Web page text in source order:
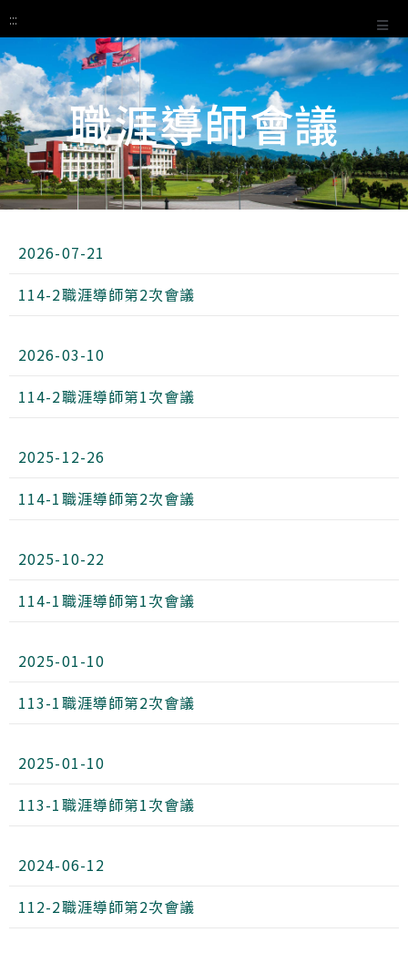
:::
職涯導師會議
2026-07-21
114-2職涯導師第2次會議
2026-03-10
114-2職涯導師第1次會議
2025-12-26
114-1職涯導師第2次會議
2025-10-22
114-1職涯導師第1次會議
2025-01-10
113-1職涯導師第2次會議
2025-01-10
113-1職涯導師第1次會議
2024-06-12
112-2職涯導師第2次會議